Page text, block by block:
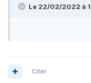
Le 22/02/2022 à
Citer